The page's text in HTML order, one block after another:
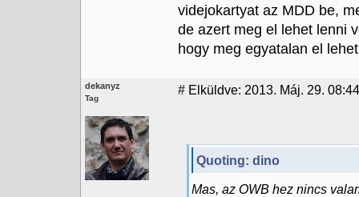
videjokartyat az MDD be,
de azert meg el lehet lenni
hogy meg egyatalan el
dekanyz
Tag
# Elküldve: 2013. Máj. 29. 08:44
Quoting: dino
Mas, az OWB hez nincs